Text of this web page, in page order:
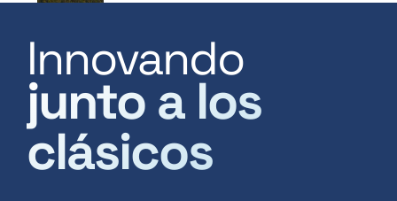
Innovando
junto a los
clásicos